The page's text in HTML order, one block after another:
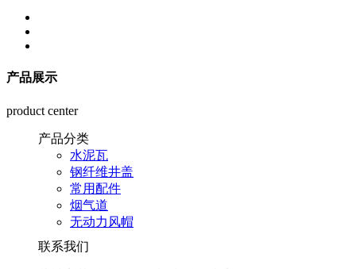
产品展示
product center
产品分类
水泥瓦
钢纤维井盖
常用配件
烟气道
无动力风帽
联系我们